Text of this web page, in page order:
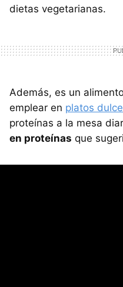
dietas vegetarianas.
Además, es un
emplear en platos
proteínas a la mesa
en proteínas que